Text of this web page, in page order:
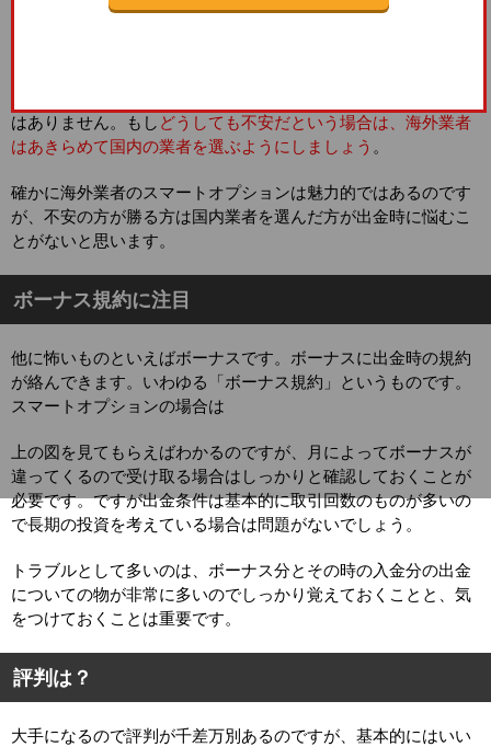
はありません。もし どうしても不安だという場合は、海外業者
はあきらめて国内の業者を選ぶようにしましょう 。
確かに海外業者のスマートオプションは魅力的ではあるのです
が、不安の方が勝る方は国内業者を選んだ方が出金時に悩むこ
とがないと思います。
ボーナス規約に注目
他に怖いものといえばボーナスです。ボーナスに出金時の規約
が絡んできます。いわゆる「ボーナス規約」というものです。
スマートオプションの場合は
上の図を見てもらえばわかるのですが、月によってボーナスが
違ってくるので受け取る場合はしっかりと確認しておくことが
必要です。ですが出金条件は基本的に取引回数のものが多いの
で長期の投資を考えている場合は問題がないでしょう。
トラブルとして多いのは、ボーナス分とその時の入金分の出金
についての物が非常に多いのでしっかり覚えておくことと、気
をつけておくことは重要です。
評判は？
大手になるので評判が千差万別あるのですが、基本的にはいい